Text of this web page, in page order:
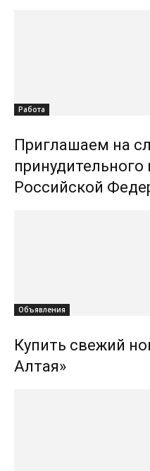
Работа
Приглашаем на
принудительного
Российской
Объявления
Купить свежий
Алтая»